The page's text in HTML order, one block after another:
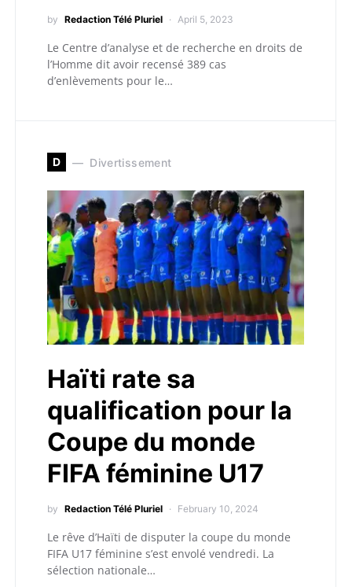
by Redaction Télé Pluriel April 5, 2023
Le Centre d’analyse et de recherche en droits de
l’Homme dit avoir recensé 389 cas
d’enlèvements pour le…
D Divertissement
Haïti rate sa
qualification pour la
Coupe du monde
FIFA féminine U17
by Redaction Télé Pluriel February 10, 2024
Le rêve d’Haïti de disputer la coupe du monde
FIFA U17 féminine s’est envolé vendredi. La
sélection nationale…